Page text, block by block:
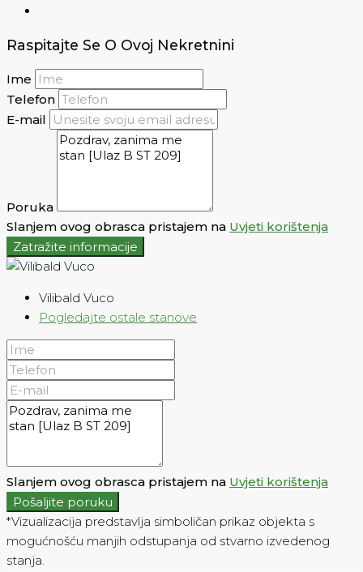
Raspitajte Se O Ovoj Nekretnini
Ime
Telefon
E-mail
Poruka
Slanjem ovog obrasca pristajem na Uvjeti korištenja
Zatražite informacije
Vilibald Vuco
Pogledajte ostale stanove
Slanjem ovog obrasca pristajem na Uvjeti korištenja
Pošaljite poruku
*Vizualizacija predstavlja simboličan prikaz objekta s
mogućnošću manjih odstupanja od stvarno izvedenog
stanja.